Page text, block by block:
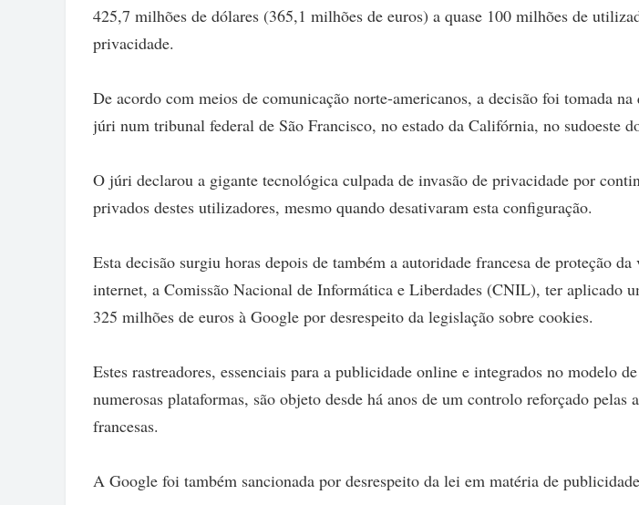
425,7 milhões de dólares (365,1 milhões de euros) a quase 100 milhões de
privacidade.
De acordo com meios de comunicação norte-americanos, a decisão foi tomada
júri num tribunal federal de São Francisco, no estado da Califórnia, no sudoeste
O júri declarou a gigante tecnológica culpada de invasão de privacidade por
privados destes utilizadores, mesmo quando desativaram esta configuração.
Esta decisão surgiu horas depois de também a autoridade francesa de proteção
internet, a Comissão Nacional de Informática e Liberdades (CNIL), ter aplicado
325 milhões de euros à Google por desrespeito da legislação sobre cookies.
Estes rastreadores, essenciais para a publicidade online e integrados no modelo
numerosas plataformas, são objeto desde há anos de um controlo reforçado pelas
francesas.
A Google foi também sancionada por desrespeito da lei em matéria de